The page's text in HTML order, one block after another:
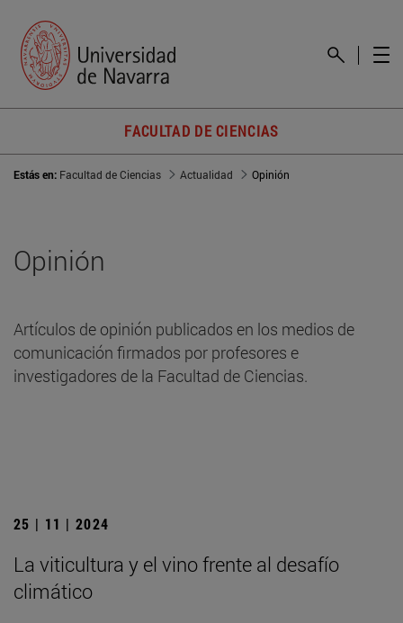
FACULTAD DE CIENCIAS
Estás en: Facultad de Ciencias Actualidad Opinión
Opinión
Artículos de opinión publicados en los medios de
comunicación firmados por profesores e
investigadores de la Facultad de Ciencias.
25 | 11 | 2024
La viticultura y el vino frente al desafío
climático